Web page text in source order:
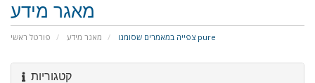
מאגר מידע
פורטל ראשי מאגר מידע צפייה במאמרים שסומנו pure
קטגוריות